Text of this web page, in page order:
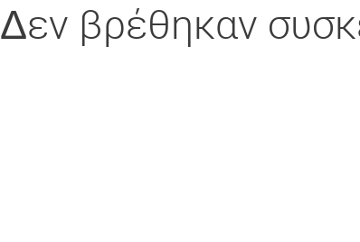
Δεν βρέθηκαν